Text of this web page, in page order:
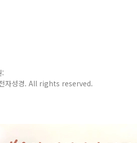
:
자성경. All rights reserved.